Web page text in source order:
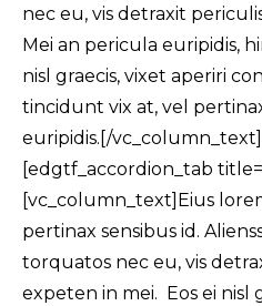
nec eu, vis detraxit
Mei an pericula euripidis,
nisl graecis, vixet aperiri
tincidunt vix at, vel
euripidis.[/
[edgtf_accordion_tab
[vc_column_text]Eius
pertinax sensibus id.
torquatos nec eu, vis
expeten in mei. Eos ei nisl